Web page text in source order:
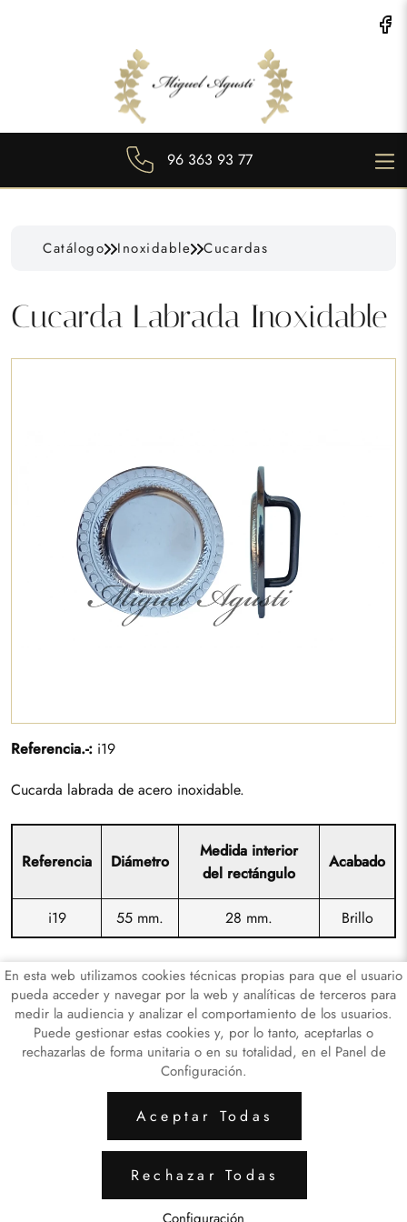
96 363 93 77
Catálogo Inoxidable Cucardas
Cucarda Labrada Inoxidable
Referencia.-: i19
Cucarda labrada de acero inoxidable.
Referencia Diámetro
Medida interior
del rectángulo
Acabado
i19 55 mm. 28 mm. Brillo
En esta web utilizamos cookies técnicas propias para que el usuario
pueda acceder y navegar por la web y analíticas de terceros para
medir la audiencia y analizar el comportamiento de los usuarios.
Puede gestionar estas cookies y, por lo tanto, aceptarlas o
rechazarlas de forma unitaria o en su totalidad, en el Panel de
Configuración.
Aceptar Todas
Rechazar Todas
ARTICULOS LATÓN ARTICULOS DE
Aviso Legal
Política de Privacidad de Datos
Política de Cookies
Configuración de Cookies